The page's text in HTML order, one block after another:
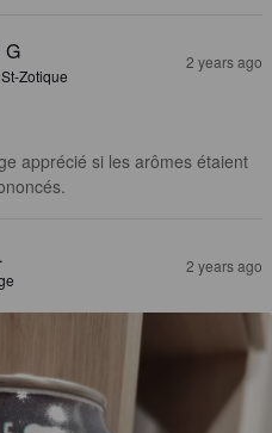
G
Zotique
2 years ago
apprécié si les arômes étaient
2 years ago